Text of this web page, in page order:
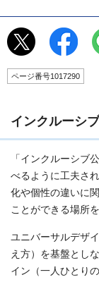
ページ番号1017290
インクルーシ
「インクルーシブ
べるように工夫さ
化や個性の違いに
ことができる場所
ユニバーサルデザ
え方）を基盤とし
イン（一人ひとり